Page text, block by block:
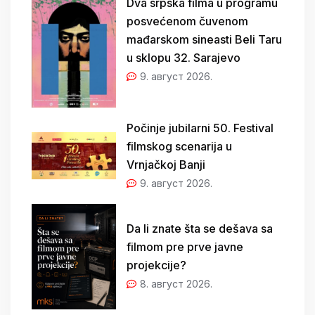
Dva srpska filma u programu
posvećenom čuvenom
mađarskom sineasti Beli Taru
u sklopu 32. Sarajevo
9. август 2026.
Počinje jubilarni 50. Festival
filmskog scenarija u
Vrnjačkoj Banji
9. август 2026.
Da li znate šta se dešava sa
filmom pre prve javne
projekcije?
8. август 2026.